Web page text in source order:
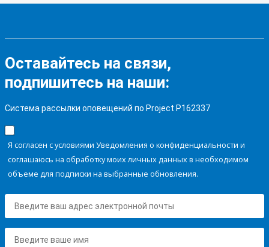
Оставайтесь на связи,
подпишитесь на наши:
Система рассылки оповещений по Project P162337
Я согласен с условиями Уведомления о конфиденциальности и
соглашаюсь на обработку моих личных данных в необходимом
объеме для подписки на выбранные обновления.